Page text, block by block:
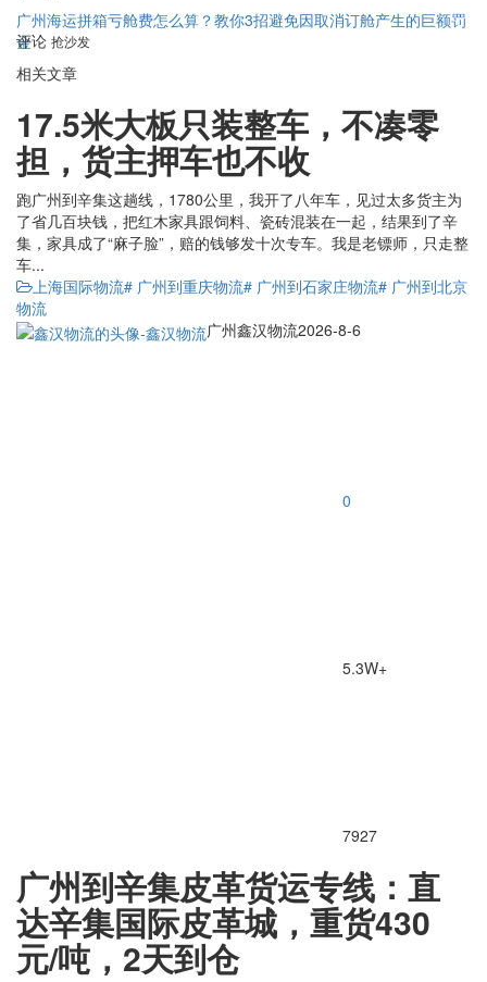
广州海运拼箱亏舱费怎么算？教你3招避免因取消订舱产生的巨额罚
金
评论 抢沙发
相关文章
17.5米大板只装整车，不凑零
担，货主押车也不收
跑广州到辛集这趟线，1780公里，我开了八年车，见过太多货主为
了省几百块钱，把红木家具跟饲料、瓷砖混装在一起，结果到了辛
集，家具成了“麻子脸”，赔的钱够发十次专车。我是老镖师，只走整
车...
上海国际物流# 广州到重庆物流# 广州到石家庄物流# 广州到北京
物流
广州鑫汉物流2026-8-6
0
5.3W+
7927
广州到辛集皮革货运专线：直
达辛集国际皮革城，重货430
元/吨，2天到仓